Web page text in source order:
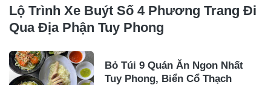
Lộ Trình Xe Buýt Số 4 Phương Trang Đi
Qua Địa Phận Tuy Phong
Bỏ Túi 9 Quán Ăn Ngon Nhất
Tuy Phong, Biển Cổ Thạch